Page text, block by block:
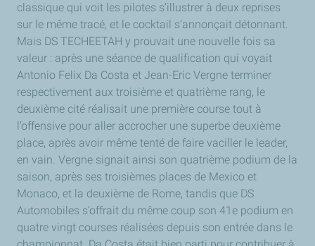
classique qui voit les pilotes s’illustrer à deux reprises
sur le même tracé, et le cocktail s’annonçait détonnant.
Mais DS TECHEETAH y prouvait une nouvelle fois sa
valeur : après une séance de qualification qui voyait
Antonio Felix Da Costa et Jean-Eric Vergne terminer
respectivement aux troisième et quatrième rang, le
deuxième cité réalisait une première course tout à
l’offensive pour aller accrocher une superbe deuxième
place, après avoir même tenté de faire vaciller le leader,
en vain. Vergne signait ainsi son quatrième podium de la
saison, après ses troisièmes places de Mexico et
Monaco, et la deuxième de Rome, tandis que DS
Automobiles s’offrait du même coup son 41e podium en
quatre vingt courses réalisées depuis son entrée dans le